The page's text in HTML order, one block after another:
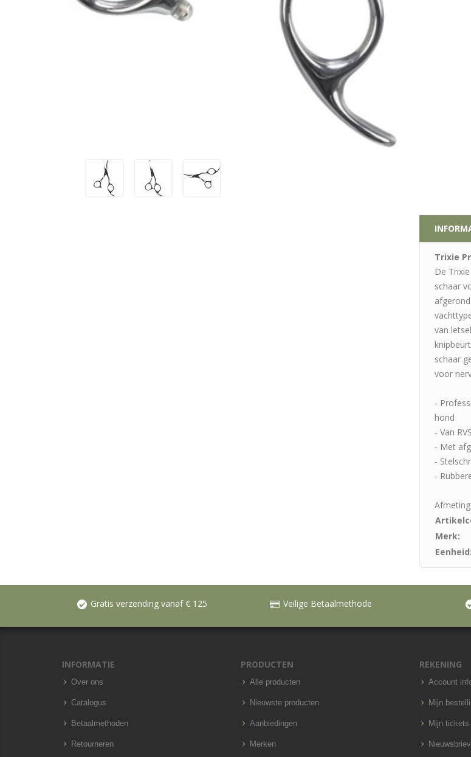
Trixie
De
schaar
van
schaar
voor
-
hond
- Van RVS
- Met
-
-
Merk:
Eenheid:
Gratis verzending vanaf € 125 Veilige Betaalmethode
INFORMATIE
Over ons
Catalogus
Betaalmethoden
Retourneren
PRODUCTEN
Alle producten
Nieuwste producten
Aanbiedingen
Merken
REKENING
Account
Mijn
Mijn tickets